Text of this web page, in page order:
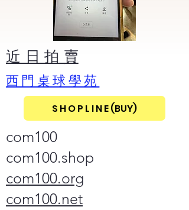
​近 日 拍 賣
​西門桌球學苑
S H O P L I N E (BUY)
com100
com100.shop
com100.org
com100.net